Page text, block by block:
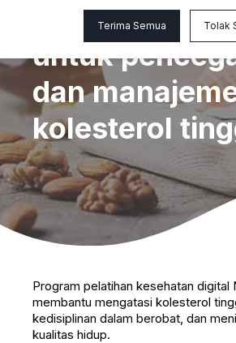
Terima Semua Tolak
Dukungan
untuk
dan
kolesterol
Program pelatihan kesehatan digital
membantu mengatasi kolesterol
kedisiplinan dalam berobat, dan
kualitas hidup.